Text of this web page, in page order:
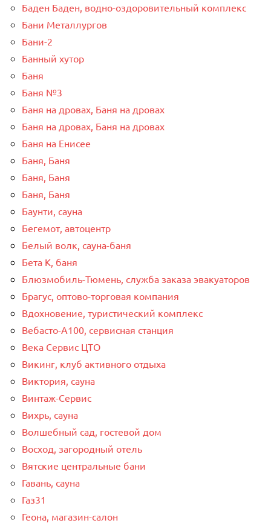
Баден Баден, водно-оздоровительный комплекс
Бани Металлургов
Бани-2
Банный хутор
Баня
Баня №3
Баня на дровах, Баня на дровах
Баня на дровах, Баня на дровах
Баня на Енисее
Баня, Баня
Баня, Баня
Баня, Баня
Баунти, сауна
Бегемот, автоцентр
Белый волк, сауна-баня
Бета К, баня
Блюзмобиль-Тюмень, служба заказа эвакуаторов
Брагус, оптово-торговая компания
Вдохновение, туристический комплекс
Вебасто-А100, сервисная станция
Века Сервис ЦТО
Викинг, клуб активного отдыха
Виктория, сауна
Винтаж-Сервис
Вихрь, сауна
Волшебный сад, гостевой дом
Восход, загородный отель
Вятские центральные бани
Гавань, сауна
Газ31
Геона, магазин-салон